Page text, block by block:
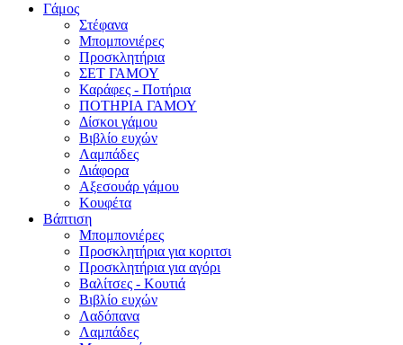
Γάμος
Στέφανα
Μπομπονιέρες
Προσκλητήρια
ΣΕΤ ΓΑΜΟΥ
Καράφες - Ποτήρια
ΠΟΤΗΡΙΑ ΓΑΜΟΥ
Δίσκοι γάμου
Βιβλίο ευχών
Λαμπάδες
Διάφορα
Αξεσουάρ γάμου
Κουφέτα
Βάπτιση
Μπομπονιέρες
Προσκλητήρια για κοριτσι
Προσκλητήρια για αγόρι
Βαλίτσες - Κουτιά
Βιβλίο ευχών
Λαδόπανα
Λαμπάδες